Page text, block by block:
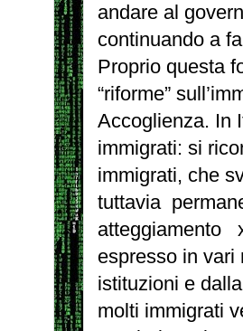
andare al
continuando a
Proprio questa
“riforme”
Accoglienza. In
immigrati: si
immigrati, che
tuttavia
atteggiamento
espresso in vari
istituzioni e
molti immigrati